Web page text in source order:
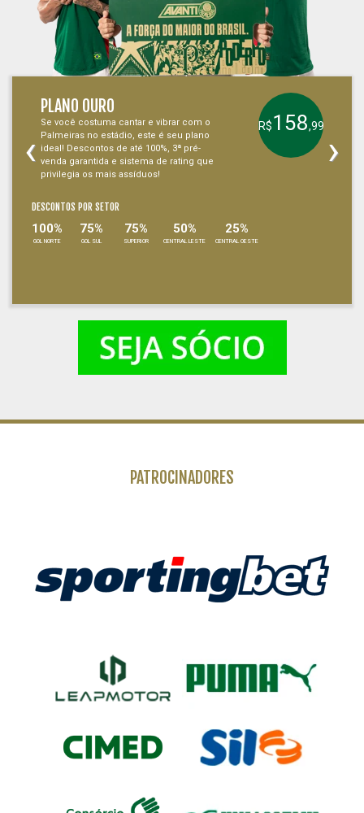
PLANO OURO
Se você costuma cantar e vibrar com o
Palmeiras no estádio, este é seu plano
ideal! Descontos de até 100%, 3ª pré-
venda garantida e sistema de rating que
privilegia os mais assíduos!
DESCONTOS POR SETOR
100%
GOL NORTE
75%
GOL SUL
75%
SUPERIOR
50%
CENTRAL LESTE
25%
CENTRAL OESTE
R$158,99
‹ ›
PATROCINADORES